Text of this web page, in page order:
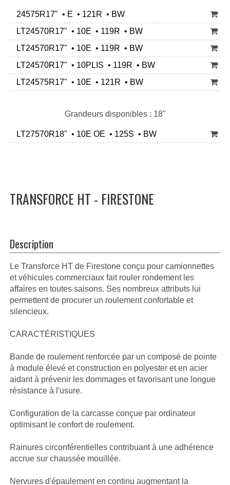
24575R17" • E • 121R • BW
LT24570R17" • 10E • 119R • BW
LT24570R17" • 10E • 119R • BW
LT24570R17" • 10PLIS • 119R • BW
LT24575R17" • 10E • 121R • BW
Grandeurs disponibles : 18"
LT27570R18" • 10E OE • 125S • BW
TRANSFORCE HT - FIRESTONE
Description
Le Transforce HT de Firestone conçu pour camionnettes
et véhicules commerciaux fait rouler rondement les
affaires en toutes saisons. Ses nombreux attributs lui
permettent de procurer un roulement confortable et
silencieux.
CARACTÉRISTIQUES
Bande de roulement renforcée par un composé de pointe
à module élevé et construction en polyester et en acier
aidant à prévenir les dommages et favorisant une longue
résistance à l'usure.
Configuration de la carcasse conçue par ordinateur
optimisant le confort de roulement.
Rainures circonférentielles contribuant à une adhérence
accrue sur chaussée mouillée.
Nervures d'épaulement en continu augmentant la